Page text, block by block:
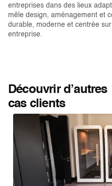
entreprises dans des lieux
mêle design, aménagement et
durable, moderne et centrée
entreprise.
Découvrir d’autres
cas clients